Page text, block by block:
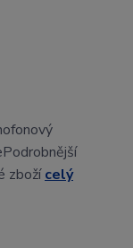
zbožícelý